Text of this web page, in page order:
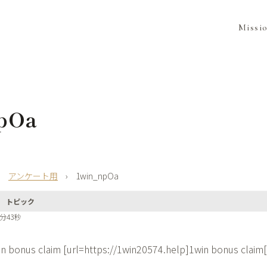
アンケート用 › 1win_npOa
トピック
43秒
bonus claim [url=https://1win20574.help]1win bonus